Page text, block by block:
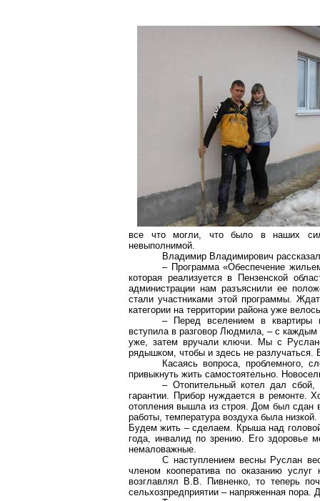
все что могли, что было в наших
невыполнимой.
Владимир Владимирович
– Программа «Обеспечение
которая реализуется в Пензенской
администрации нам разъяснили ее
стали участниками этой программы.
категории на территории района уже
– Перед вселением в квартиры
вступила в разговор Людмила, – с
уже, затем вручали ключи. Мы с
рядышком, чтобы и здесь не
Касаясь вопроса, проблемного,
привыкнуть жить самостоятельно.
– Отопительный котел дал
гарантии. Прибор нуждается в ремонте.
отопления вышла из строя. Дом был сдан
работы, температура воздуха была
Будем жить – сделаем. Крыша над
года, инвалид по зрению. Его здоровье
немаловажные.
С наступлением весны Руслан
членом кооператива по оказанию
возглавлял В.В.
Пивненко, то теперь
сельхозпредприятии – напряженная пора.